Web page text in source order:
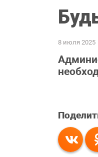
8 июля 2025